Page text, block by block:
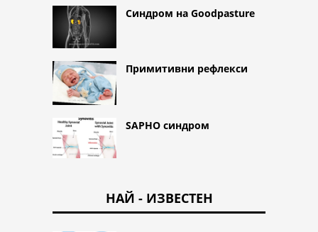
Синдром на Goodpasture
Примитивни рефлекси
SAPHO синдром
НАЙ - ИЗВЕСТЕН